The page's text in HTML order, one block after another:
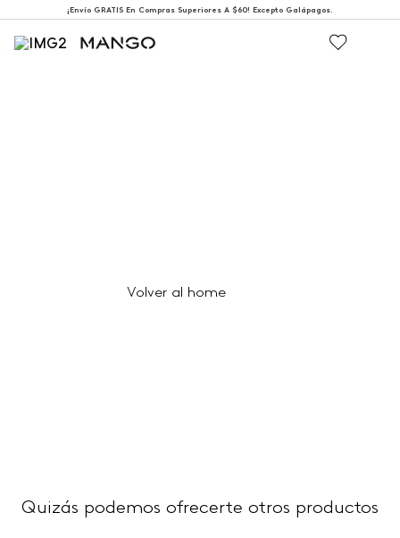
¡Envío GRATIS En Compras Superiores A $60! Excepto Galápagos.
Volver al home
Quizás podemos ofrecerte otros productos